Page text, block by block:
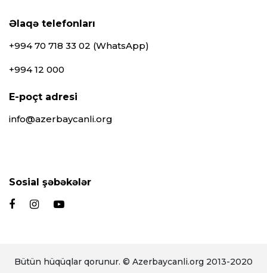
Əlaqə telefonları
+994 70 718 33 02 (WhatsApp)
+994 12 000
E-poçt adresi
info@azerbaycanli.org
Sosial şəbəkələr
Bütün hüqüqlar qorunur. © Azerbaycanli.org 2013-2020